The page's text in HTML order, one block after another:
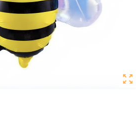
zoom_out_map